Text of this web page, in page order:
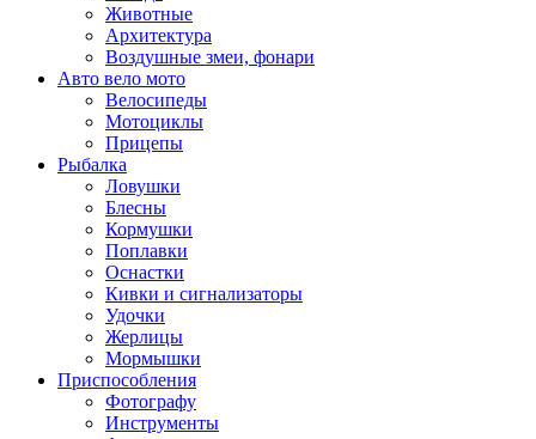
Животные
Архитектура
Воздушные змеи, фонари
Авто вело мото
Велосипеды
Мотоциклы
Прицепы
Рыбалка
Ловушки
Блесны
Кормушки
Поплавки
Оснастки
Кивки и сигнализаторы
Удочки
Жерлицы
Мормышки
Приспособления
Фотографу
Инструменты